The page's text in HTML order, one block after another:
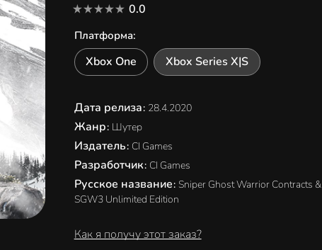
0.0
Платформа:
Xbox One Xbox Series X|S
Дата релиза: 28.4.2020
Жанр: Шутер
Издатель: CI Games
Разработчик: CI Games
Русское название: Sniper Ghost Warrior Contracts &
SGW3 Unlimited Edition
Как я получу этот заказ?